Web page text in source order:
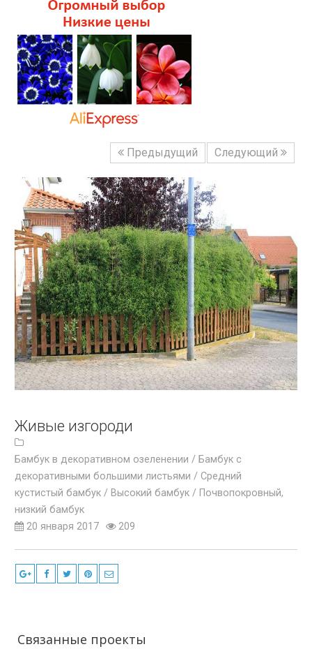
Предыдущий Следующий
Живые изгороди
Бамбук в декоративном озеленении / Бамбук с
декоративными большими листьями /Средний
кустистый бамбук / Высокий бамбук / Почвопокровный,
низкий бамбук
20 января 2017
209
Связанные проекты